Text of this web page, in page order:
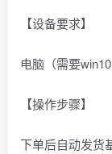
【设备要求】
电脑（需要win10
【操作步骤】
下单后自动发货